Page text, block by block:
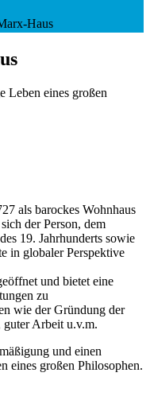
Haus
Leben eines großen
als barockes Wohnhaus
der Person, dem
19. Jahrhunderts sowie
in globaler Perspektive
und bietet eine
zu
wie der Gründung der
Arbeit u.v.m.
und einen
eines großen Philosophen.